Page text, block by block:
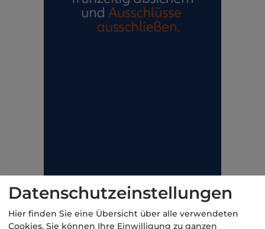
Datenschutzeinstellungen
Hier finden Sie eine Übersicht über alle verwendeten
Cookies. Sie können Ihre Einwilligung zu ganzen